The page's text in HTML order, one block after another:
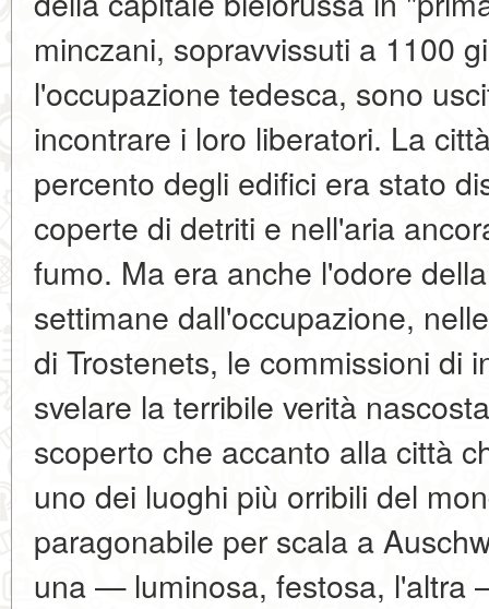
minczani, sopravvissuti a 1100
l'occupazione tedesca, sono
incontrare i loro liberatori. La
percento degli edifici era stato
coperte di detriti e nell'aria
fumo. Ma era anche l'odore
settimane dall'occupazione,
di Trostenets, le commissioni di
svelare la terribile verità
scoperto che accanto alla città
uno dei luoghi più orribili del
paragonabile per scala a
una — luminosa, festosa, l'altra